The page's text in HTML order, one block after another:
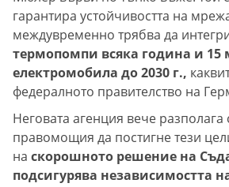
гарантира устойчивостта на
междувременно трябва да
термопомпи всяка година и
електромобила до 2030 г.,
федералното правителство на
Неговата агенция вече разполага
правомощия да постигне тези
на скорошното решение на
подсигурява независимостта